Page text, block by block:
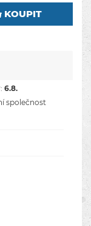
KOUPIT
6.8.
společnost